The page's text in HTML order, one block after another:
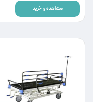
مشاهده و خرید